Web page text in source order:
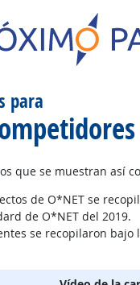
para
que se muestran así
de O*NET se
de O*NET del 2019.
se recopilaron bajo